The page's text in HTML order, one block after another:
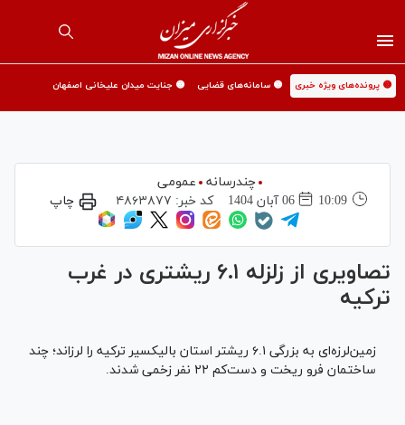
🟡 پرونده‌های ویژه خبری 🟡 سامانه‌های قضایی 🟡 جنایت میدان علیخانی اصفهان
چندرسانه
عمومی
10:09
06 آبان 1404 کد خبر: ۴۸۶۳۸۷۷ چاپ
تصاویری از زلزله ۶.۱ ریشتری در غرب
ترکیه
زمین‌لرزه‌ای به بزرگی ۶.۱ ریشتر استان بالیکسیر ترکیه را لرزاند؛ چند
ساختمان فرو ریخت و دست‌کم ۲۲ نفر زخمی شدند.